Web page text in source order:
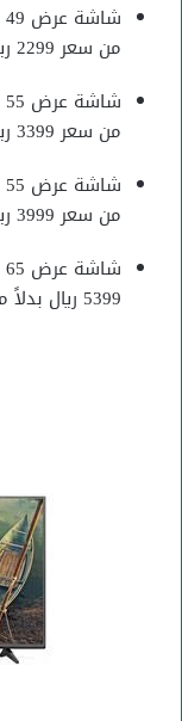
من سعر 2299 ريال.
من سعر 3399 ريال.
من سعر 3999 ريال.
5399 ريال بدلاً من سعر 7999 ريال.